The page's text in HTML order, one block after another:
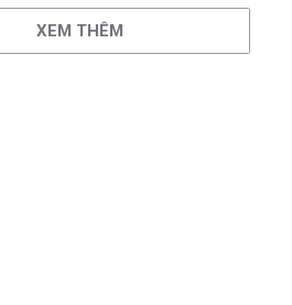
XEM THÊM